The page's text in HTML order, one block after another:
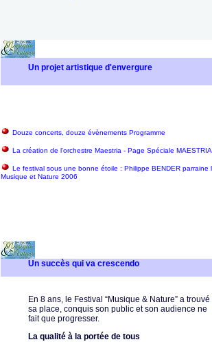
Un projet artistique d'envergure
Douze concerts, douze évènements Programme
La création de l'orchestre Maestria - Page Spéciale MAESTRIA
Le festival sous une bonne étoile : Philippe BENDER parraine
Musique et Nature 2006
Un succès qui va crescendo
En 8 ans, le Festival “Musique & Nature” a trouvé
sa place, conquis son public et son audience ne
fait que progresser.
La qualité à la portée de tous